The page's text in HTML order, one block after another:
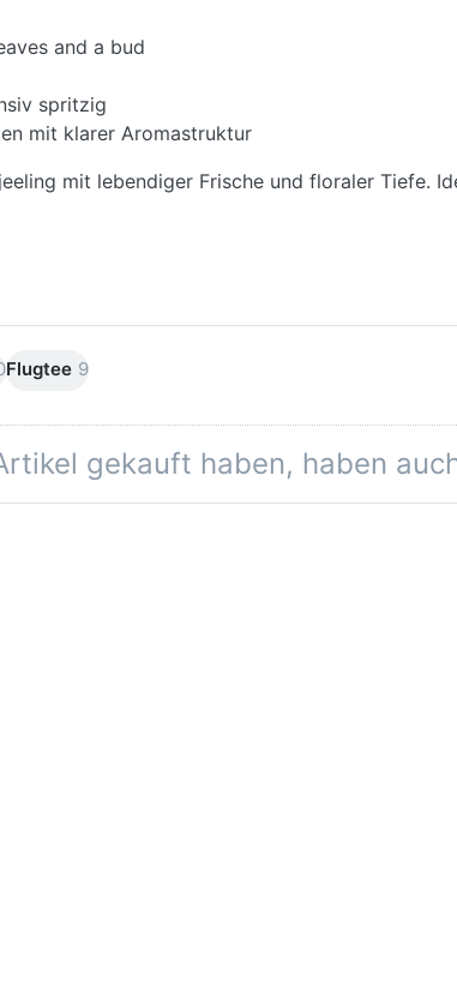
and a bud
spritzig
mit klarer Aromastruktur
mit lebendiger Frische und floraler Tiefe.
Flugtee 9
gekauft haben, haben